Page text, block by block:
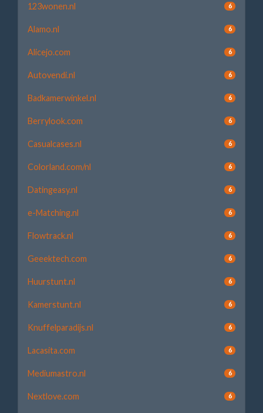
123wonen.nl 6
Alamo.nl 6
Alicejo.com 6
Autovendi.nl 6
Badkamerwinkel.nl 6
Berrylook.com 6
Casualcases.nl 6
Colorland.com/nl 6
Datingeasy.nl 6
e-Matching.nl 6
Flowtrack.nl 6
Geeektech.com 6
Huurstunt.nl 6
Kamerstunt.nl 6
Knuffelparadijs.nl 6
Lacasita.com 6
Mediumastro.nl 6
Nextlove.com 6